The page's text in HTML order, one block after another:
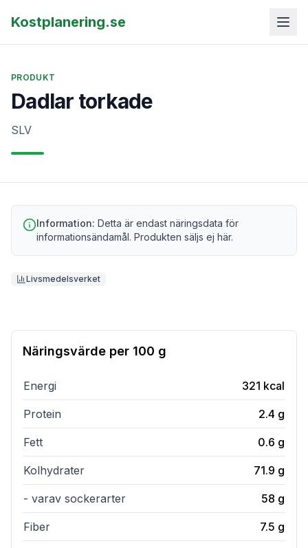
Kostplanering.se
PRODUKT
Dadlar torkade
SLV
Information: Detta är endast näringsdata för
informationsändamål. Produkten säljs ej här.
Livsmedelsverket
Näringsvärde per 100 g
Energi 321 kcal
Protein 2.4 g
Fett 0.6 g
Kolhydrater 71.9 g
- varav sockerarter 58 g
Fiber 7.5 g